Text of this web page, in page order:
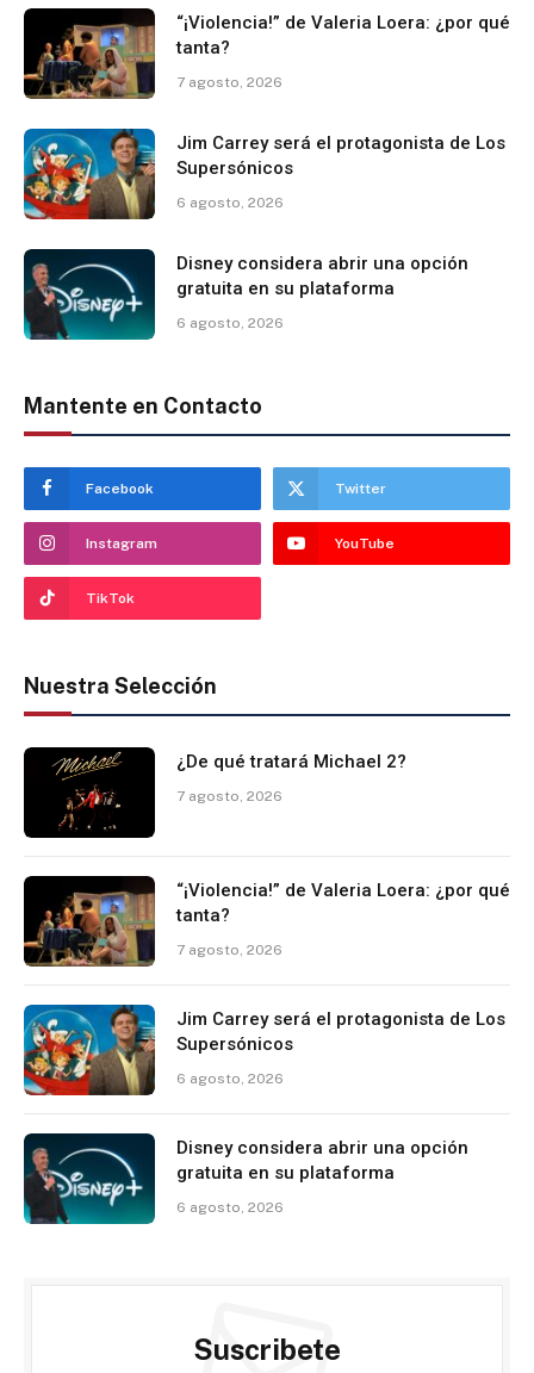
“¡Violencia!” de Valeria Loera: ¿por qué
tanta?
7 agosto, 2026
Jim Carrey será el protagonista de Los
Supersónicos
6 agosto, 2026
Disney considera abrir una opción
gratuita en su plataforma
6 agosto, 2026
Mantente en Contacto
Facebook Twitter
Instagram YouTube
TikTok
Nuestra Selección
¿De qué tratará Michael 2?
7 agosto, 2026
“¡Violencia!” de Valeria Loera: ¿por qué
tanta?
7 agosto, 2026
Jim Carrey será el protagonista de Los
Supersónicos
6 agosto, 2026
Disney considera abrir una opción
gratuita en su plataforma
6 agosto, 2026
Suscribete